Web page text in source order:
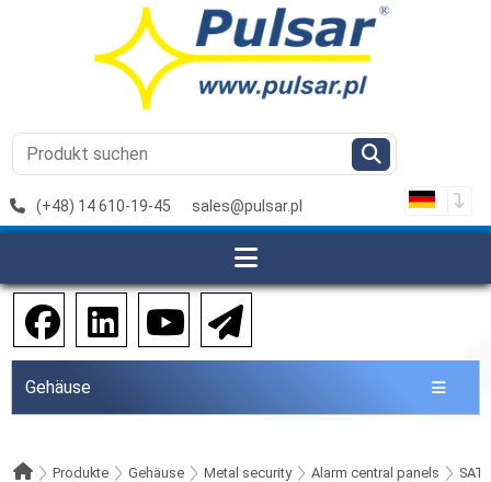
(+48) 14 610-19-45 sales@pulsar.pl
Gehäuse
Produkte Gehäuse Metal security Alarm central panels